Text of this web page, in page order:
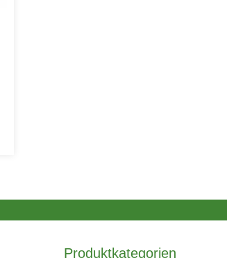
Produktkategorien